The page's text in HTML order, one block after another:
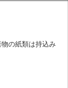
の紙類は持込み